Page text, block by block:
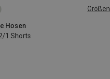
Größen
Hosen
1 Shorts
XL